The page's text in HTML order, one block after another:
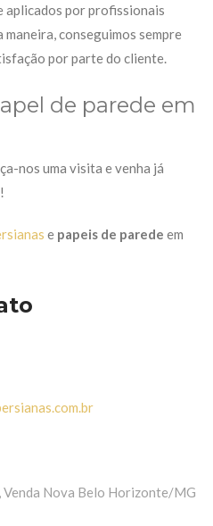
aplicados por profissionais
conseguimos sempre
por parte do cliente.
de parede em
nos uma visita e venha já
e papeis de parede em
Venda Nova Belo Horizonte/MG